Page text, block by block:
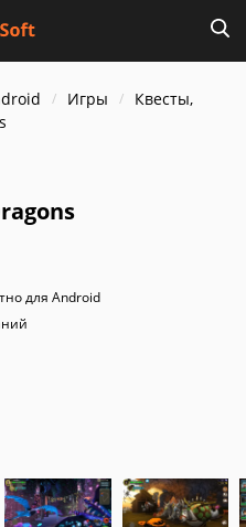
Игры
Квесты,
для Android